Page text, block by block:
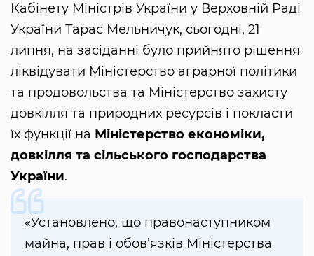
Кабінету Міністрів України у Верховній Раді
України Тарас Мельничук, сьогодні, 21
липня, на засіданні було прийнято рішення
ліквідувати Міністерство аграрної політики
та продовольства та Міністерство захисту
довкілля та природних ресурсів і покласти
їх функції на Міністерство економіки,
довкілля та сільського господарства
України.
«Установлено, що правонаступником
майна, прав і обов’язків Міністерства